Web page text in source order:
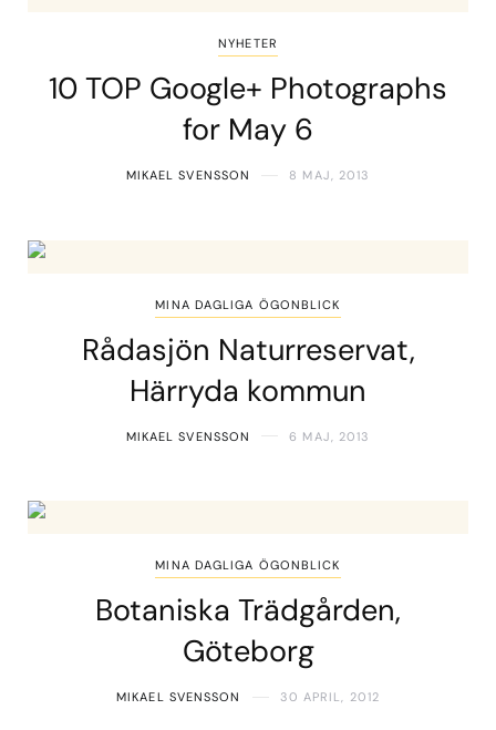
NYHETER
10 TOP Google+ Photographs
for May 6
MIKAEL SVENSSON 8 MAJ, 2013
MINA DAGLIGA ÖGONBLICK
Rådasjön Naturreservat,
Härryda kommun
MIKAEL SVENSSON 6 MAJ, 2013
MINA DAGLIGA ÖGONBLICK
Botaniska Trädgården,
Göteborg
MIKAEL SVENSSON 30 APRIL, 2012